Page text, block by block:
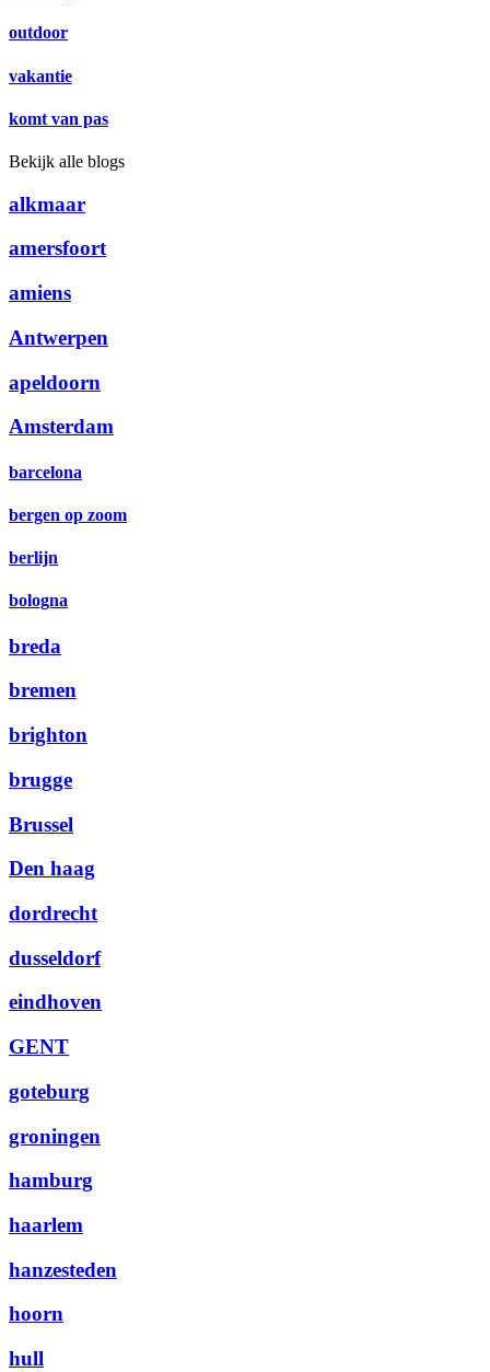
outdoor
vakantie
komt van pas
Bekijk alle blogs
alkmaar
amersfoort
amiens
Antwerpen
apeldoorn
Amsterdam
barcelona
bergen op zoom
berlijn
bologna
breda
bremen
brighton
brugge
Brussel
Den haag
dordrecht
dusseldorf
eindhoven
GENT
goteburg
groningen
hamburg
haarlem
hanzesteden
hoorn
hull